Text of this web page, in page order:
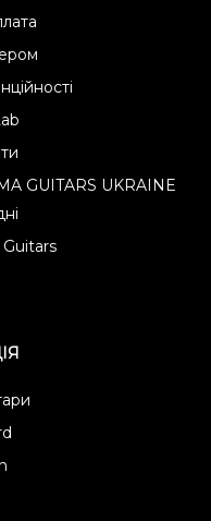
GUITARS UKRAINE